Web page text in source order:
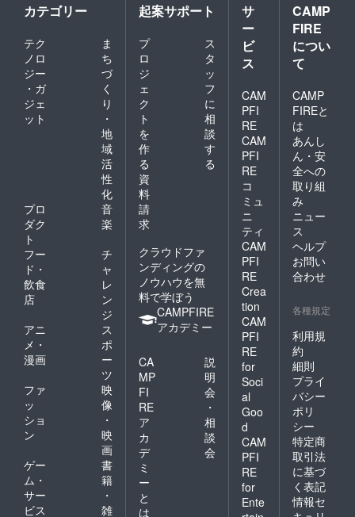
カテゴリー
テク
ノロ
ジー
・ガ
ジェ
ット
ま
ち
づ
く
り
・
地
域
活
性
化
プロ
ダク
ト
音
楽
フー
ド・
飲食
店
チ
ャ
レ
ン
ジ
アニ
メ・
漫画
ス
ポ
ー
ツ
ファ
ッ
ショ
ン
映
像
・
映
画
ゲー
ム・
サー
ビス
書
籍
・
雑
起案サポート
プ
ロ
ジ
ェ
ク
ト
を
作
る
ス
タ
ッ
フ
に
相
談
す
る
資
料
請
求
クラウドファ
ンディングの
ノウハウを無
料で学ぼう
CAMPFIRE
アカデミー
CA
MP
FI
RE
ア
カ
デ
ミ
ー
と
は
説
明
会
・
相
談
会
サ
ー
ビ
ス
CAM
PFI
RE
CAM
PFI
RE
コ
ミュ
ニ
ティ
CAM
PFI
RE
Crea
tion
CAM
PFI
RE
for
Soci
al
Goo
d
CAM
PFI
RE
for
Ente
CAMP
FIRE
につい
て
CAMP
FIREと
は
あんし
ん・安
全への
取り組
み
ニュー
ス
ヘルプ
お問い
合わせ
各種規定
利用規
約
細則
プライ
バシー
ポリ
シー
特定商
取引法
に基づ
く表記
情報セ